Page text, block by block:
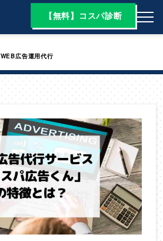
【無料】コスパ診断
WEB広告運用代行